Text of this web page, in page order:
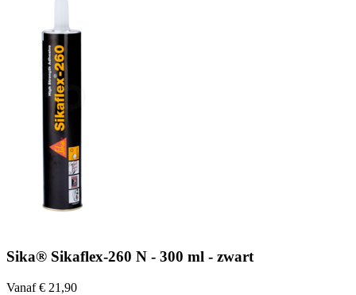
Sika® Sikaflex-260 N - 300 ml - zwart
Vanaf € 21,90